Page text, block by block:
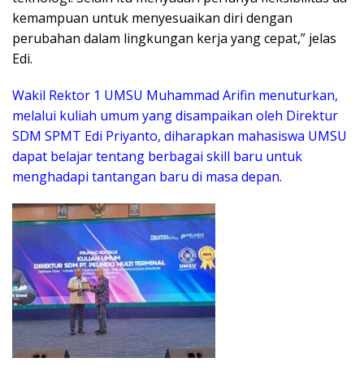
kemampuan untuk menyesuaikan diri dengan
perubahan dalam lingkungan kerja yang cepat,” jelas
Edi.
Wakil Rektor 1 UMSU Muhammad Arifin menuturkan,
melalui kuliah umum yang disampaikan oleh Direktur
SDM SPMT Edi Priyanto, diharapkan mahasiswa UMSU
dapat belajar tentang berbagai skill baru untuk
menghadapi tantangan baru di masa depan.